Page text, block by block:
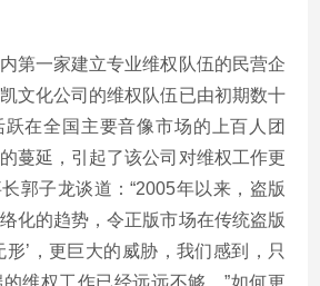
一家建立专业维权队伍的民营企
文化公司的维权队伍已由初期数十
跃在全国主要音像市场的上百人团
蔓延，引起了该公司对维权工作更
郭子龙谈道：“2005年以来，盗版
化的趋势，令正版市场在传统盗版
形’，更巨大的威胁，我们感到，只
维权工作已经远远不够。”如何更